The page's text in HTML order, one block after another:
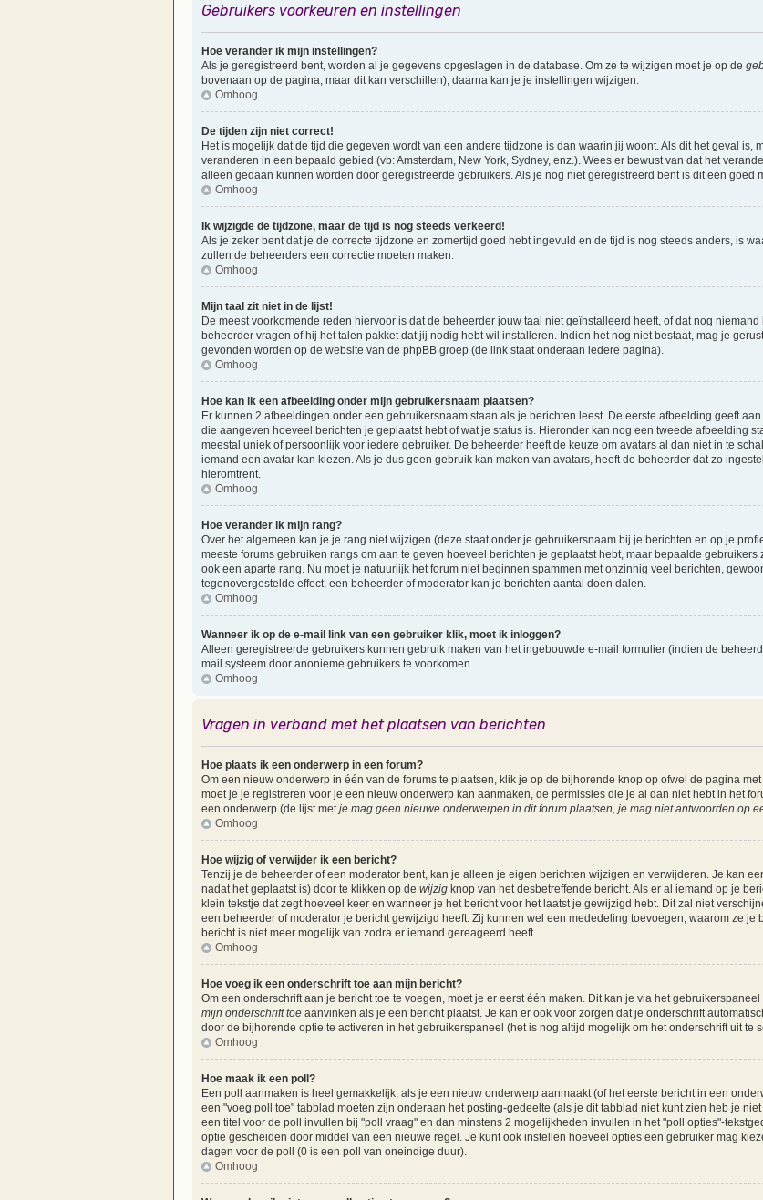
Gebruikers voorkeuren en instellingen
Hoe verander ik mijn instellingen?
Als je geregistreerd bent, worden al je gegevens opgeslagen in de database. Om ze te wijzigen moet je op de
bovenaan op de pagina, maar dit kan verschillen), daarna kan je je instellingen wijzigen.
Omhoog
De tijden zijn niet correct!
Het is mogelijk dat de tijd die gegeven wordt van een andere tijdzone is dan waarin jij woont. Als dit het geval is,
veranderen in een bepaald gebied (vb: Amsterdam, New York, Sydney, enz.). Wees er bewust van dat het
alleen gedaan kunnen worden door geregistreerde gebruikers. Als je nog niet geregistreerd bent is dit een goed
Omhoog
Ik wijzigde de tijdzone, maar de tijd is nog steeds verkeerd!
Als je zeker bent dat je de correcte tijdzone en zomertijd goed hebt ingevuld en de tijd is nog steeds anders, is
zullen de beheerders een correctie moeten maken.
Omhoog
Mijn taal zit niet in de lijst!
De meest voorkomende reden hiervoor is dat de beheerder jouw taal niet geïnstalleerd heeft, of dat nog
beheerder vragen of hij het talen pakket dat jij nodig hebt wil installeren. Indien het nog niet bestaat, mag je
gevonden worden op de website van de phpBB groep (de link staat onderaan iedere pagina).
Omhoog
Hoe kan ik een afbeelding onder mijn gebruikersnaam plaatsen?
Er kunnen 2 afbeeldingen onder een gebruikersnaam staan als je berichten leest. De eerste afbeelding geeft
die aangeven hoeveel berichten je geplaatst hebt of wat je status is. Hieronder kan nog een tweede afbeelding
meestal uniek of persoonlijk voor iedere gebruiker. De beheerder heeft de keuze om avatars al dan niet in te
iemand een avatar kan kiezen. Als je dus geen gebruik kan maken van avatars, heeft de beheerder dat zo
hieromtrent.
Omhoog
Hoe verander ik mijn rang?
Over het algemeen kan je je rang niet wijzigen (deze staat onder je gebruikersnaam bij je berichten en op je
meeste forums gebruiken rangs om aan te geven hoeveel berichten je geplaatst hebt, maar bepaalde
ook een aparte rang. Nu moet je natuurlijk het forum niet beginnen spammen met onzinnig veel berichten,
tegenovergestelde effect, een beheerder of moderator kan je berichten aantal doen dalen.
Omhoog
Wanneer ik op de e-mail link van een gebruiker klik, moet ik inloggen?
Alleen geregistreerde gebruikers kunnen gebruik maken van het ingebouwde e-mail formulier (indien de
mail systeem door anonieme gebruikers te voorkomen.
Omhoog
Vragen in verband met het plaatsen van berichten
Hoe plaats ik een onderwerp in een forum?
Om een nieuw onderwerp in één van de forums te plaatsen, klik je op de bijhorende knop op ofwel de pagina
moet je je registreren voor je een nieuw onderwerp kan aanmaken, de permissies die je al dan niet hebt in het
een onderwerp (de lijst met je mag geen nieuwe onderwerpen in dit forum plaatsen, je mag niet antwoorden op
Omhoog
Hoe wijzig of verwijder ik een bericht?
Tenzij je de beheerder of een moderator bent, kan je alleen je eigen berichten wijzigen en verwijderen. Je kan
nadat het geplaatst is) door te klikken op de wijzigknop van het desbetreffende bericht. Als er al iemand op je
klein tekstje dat zegt hoeveel keer en wanneer je het bericht voor het laatst je gewijzigd hebt. Dit zal niet
een beheerder of moderator je bericht gewijzigd heeft. Zij kunnen wel een mededeling toevoegen, waarom ze
bericht is niet meer mogelijk van zodra er iemand gereageerd heeft.
Omhoog
Hoe voeg ik een onderschrift toe aan mijn bericht?
Om een onderschrift aan je bericht toe te voegen, moet je er eerst één maken. Dit kan je via het
mijn onderschrift toeaanvinken als je een bericht plaatst. Je kan er ook voor zorgen dat je onderschrift
door de bijhorende optie te activeren in het gebruikerspaneel (het is nog altijd mogelijk om het onderschrift uit te
Omhoog
Hoe maak ik een poll?
Een poll aanmaken is heel gemakkelijk, als je een nieuw onderwerp aanmaakt (of het eerste bericht in een
een "voeg poll toe" tabblad moeten zijn onderaan het posting-gedeelte (als je dit tabblad niet kunt zien heb je
een titel voor de poll invullen bij "poll vraag" en dan minstens 2 mogelijkheden invullen in het "poll opties"-
optie gescheiden door middel van een nieuwe regel. Je kunt ook instellen hoeveel opties een gebruiker mag
dagen voor de poll (0 is een poll van oneindige duur).
Omhoog